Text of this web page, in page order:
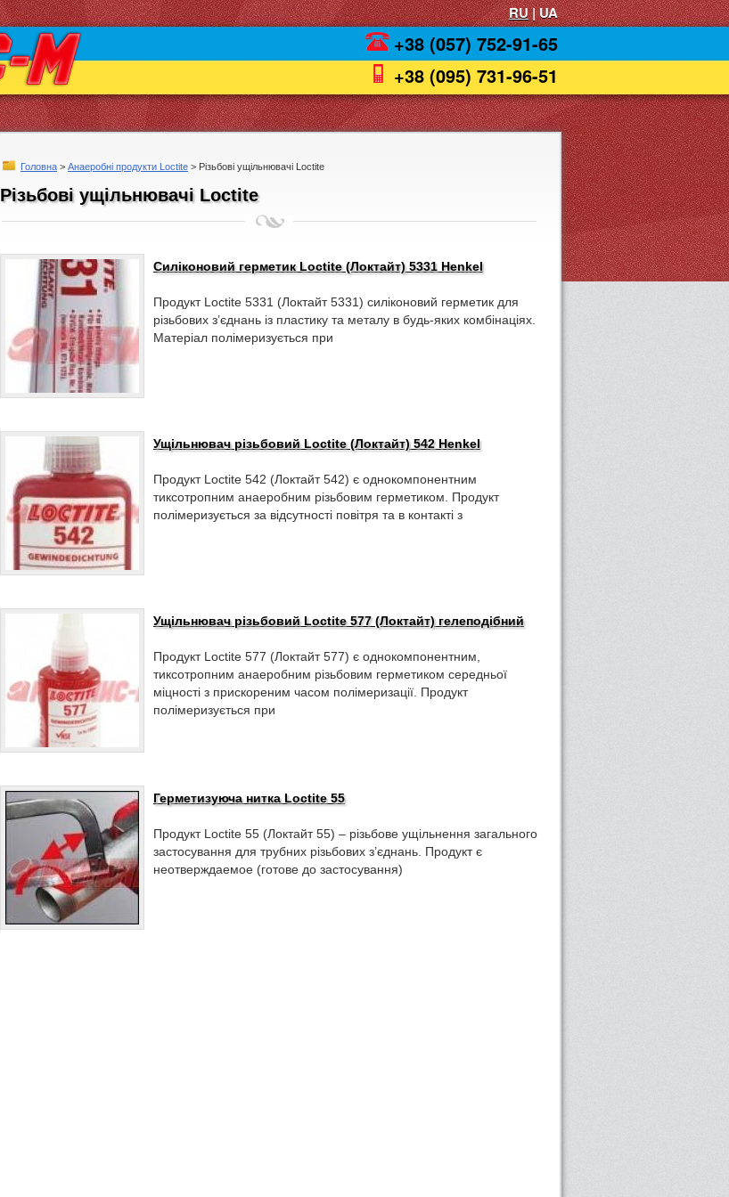
RU| UA
+38 (057) 752-91-65
+38 (095) 731-96-51
Головна > Анаеробні продукти Loctite > Різьбові ущільнювачі Loctite
Різьбові ущільнювачі Loctite
Силіконовий герметик Loctite (Локтайт) 5331 Henkel
Продукт Loctite 5331 (Локтайт 5331) силіконовий герметик для
різьбових з’єднань із пластику та металу в будь-яких комбінаціях.
Матеріал полімеризується при
Ущільнювач різьбовий Loctite (Локтайт) 542 Henkel
Продукт Loctite 542 (Локтайт 542) є однокомпонентним
тиксотропним анаеробним різьбовим герметиком. Продукт
полімеризується за відсутності повітря та в контакті з
Ущільнювач різьбовий Loctite 577 (Локтайт) гелеподібний
Продукт Loctite 577 (Локтайт 577) є однокомпонентним,
тиксотропним анаеробним різьбовим герметиком середньої
міцності з прискореним часом полімеризації. Продукт
полімеризується при
Герметизуюча нитка Loctite 55
Продукт Loctite 55 (Локтайт 55) – різьбове ущільнення загального
застосування для трубних різьбових з’єднань. Продукт є
неотверждаемое (готове до застосування)